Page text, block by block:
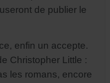
de publier le
enfin un accepte.
Christopher Little :
les romans, encore